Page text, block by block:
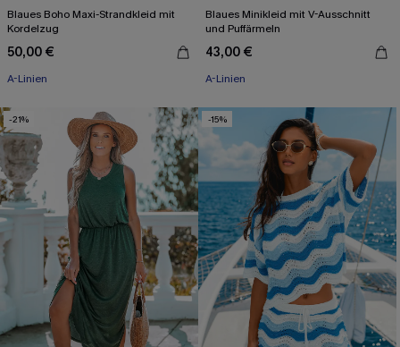
Blaues Boho Maxi-Strandkleid mit
Kordelzug
50,00 €
A-Linien
Blaues Minikleid mit V-Ausschnitt
und Puffärmeln
43,00 €
A-Linien
-21% -15%